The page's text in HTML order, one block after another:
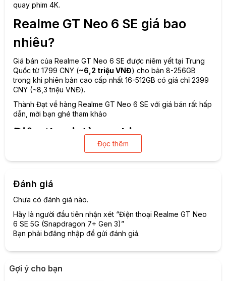
quay phim 4K.
Realme GT Neo 6 SE giá bao
nhiêu?
Giá bán của Realme GT Neo 6 SE được niêm yết tại Trung
Quốc từ 1799 CNY (~6,2 triệu VNĐ) cho bản 8-256GB
trong khi phiên bản cao cấp nhất 16-512GB có giá chỉ 2399
CNY (~8,3 triệu VNĐ).
Thành Đạt về hàng Realme GT Neo 6 SE với giá bán rất hấp
dẫn, mời bạn ghé tham khảo
Điện thoại dùng chip
Snapdragon 7+ Gen 3
Trung Quốc ngày 11/04/2024. Đây là một trong những sản
phẩm đầu tiên chạy chip Snapdragon 7+ Gen 3.
Snapdragon có chip cực mạnh với bài chấm điểm AnTuTu
Có thể nói, đây là con chip cạnh tranh trực tiếp với
Dimensity 8300 của nhà MediaTek, Snapdragon 8 Gen 2
phẩm được trang bị Snapdragon 7+ Gen 3.
Điện thoại dùng chip Snapdragon 7+ Gen 3 gồm:
Đọc thêm
Đánh giá
Chưa có đánh giá nào.
Hãy là người đầu tiên nhận xét “Điện thoại Realme GT Neo
6 SE 5G (Snapdragon 7+ Gen 3)”
Bạn phải bđăng nhập để gửi đánh giá.
Gợi ý cho bạn